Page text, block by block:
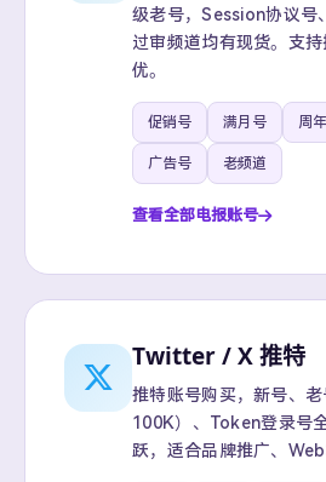
级老号，Session协议号
过审频道均有现货。支
优。
促销号 满月号 周
广告号 老频道
查看全部电报账号
Twitter / X 推特
推特账号购买，新号、
100K）、Token登录号
跃，适合品牌推广、